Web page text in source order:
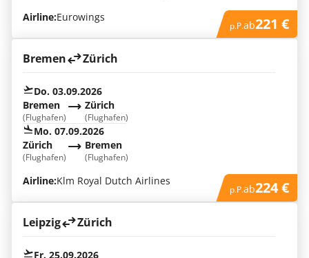
Airline:Eurowings
p.P.ab221 €
Bremen Zürich
Do. 03.09.2026
Bremen
(Flughafen)
Zürich
(Flughafen)
Mo. 07.09.2026
Bremen
(Flughafen)
Zürich
(Flughafen)
Airline:Klm Royal Dutch Airlines
p.P.ab224 €
Leipzig Zürich
Fr. 25.09.2026